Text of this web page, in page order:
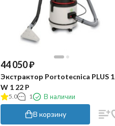
44 050₽
Экстрактор Portotecnica PLUS 1
W 1 22 P
5.0 1 В наличии
В корзину